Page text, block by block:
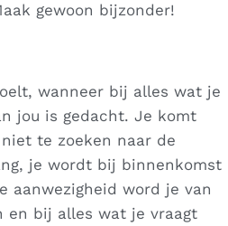
gewoon bijzonder!
wanneer bij alles wat je
jou is gedacht. Je komt
te zoeken naar de
je wordt bij binnenkomst
aanwezigheid word je van
en bij alles wat je vraagt